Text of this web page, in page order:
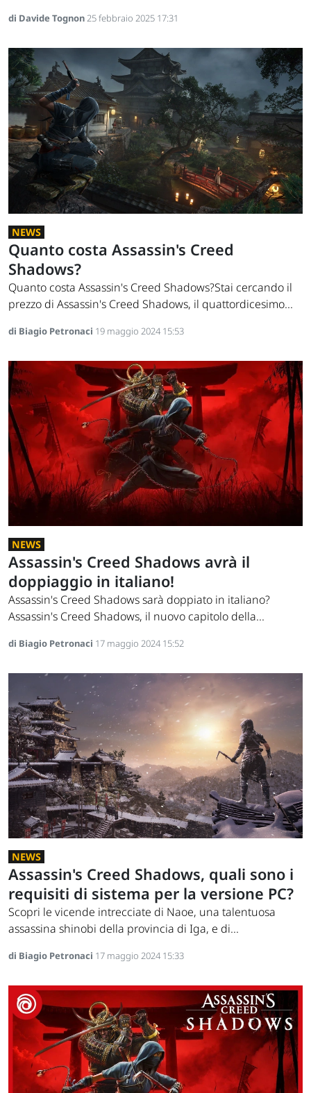
di Davide Tognon25 febbraio 2025 17:31
NEWS
Quanto costa Assassin's Creed
Shadows?
Quanto costa Assassin's Creed Shadows?Stai cercando il
prezzo di Assassin's Creed Shadows, il quattordicesimo...
di Biagio Petronaci 19 maggio 2024 15:53
NEWS
Assassin's Creed Shadows avrà il
doppiaggio in italiano!
Assassin's Creed Shadows sarà doppiato in italiano?
Assassin's Creed Shadows, il nuovo capitolo della...
di Biagio Petronaci 17 maggio 2024 15:52
NEWS
Assassin's Creed Shadows, quali sono i
requisiti di sistema per la versione PC?
Scopri le vicende intrecciate di Naoe, una talentuosa
assassina shinobi della provincia di Iga, e di...
di Biagio Petronaci 17 maggio 2024 15:33